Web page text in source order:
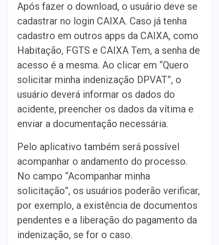
Após fazer o download, o usuário deve se
cadastrar no login CAIXA. Caso já tenha
cadastro em outros apps da CAIXA, como
Habitação, FGTS e CAIXA Tem, a senha de
acesso é a mesma. Ao clicar em “Quero
solicitar minha indenização DPVAT”, o
usuário deverá informar os dados do
acidente, preencher os dados da vítima e
enviar a documentação necessária.
Pelo aplicativo também será possível
acompanhar o andamento do processo.
No campo “Acompanhar minha
solicitação”, os usuários poderão verificar,
por exemplo, a existência de documentos
pendentes e a liberação do pagamento da
indenização, se for o caso.